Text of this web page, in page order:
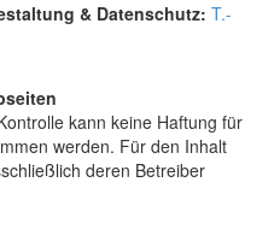
& Datenschutz: T.-
kann keine Haftung für
werden. Für den Inhalt
deren Betreiber